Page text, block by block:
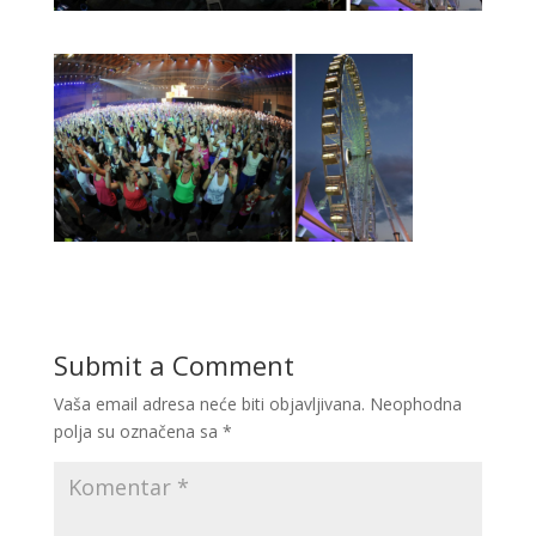
Submit a Comment
Vaša email adresa neće biti objavljivana. Neophodna
polja su označena sa *